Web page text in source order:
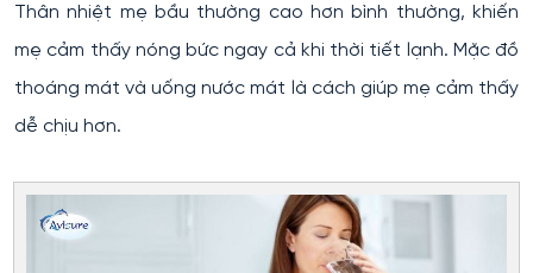
Thân nhiệt mẹ bầu thường cao hơn bình thường, khiến
mẹ cảm thấy nóng bức ngay cả khi thời tiết lạnh. Mặc đồ
thoáng mát và uống nước mát là cách giúp mẹ cảm thấy
dễ chịu hơn.